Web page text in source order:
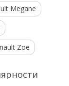
Megane
Zoe